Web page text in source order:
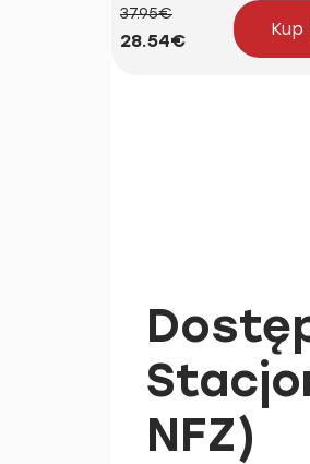
37.95€
28.54€
NFZ)